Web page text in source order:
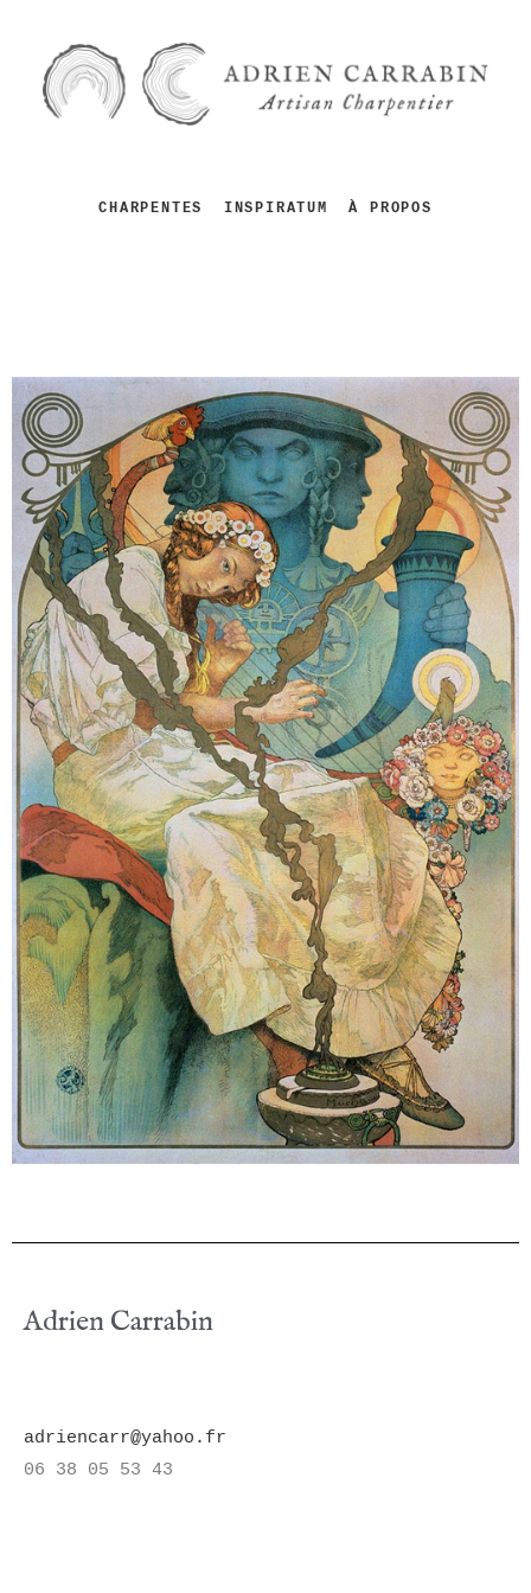
CHARPENTES INSPIRATUM À PROPOS
Adrien Carrabin
adriencarr@yahoo.fr
06 38 05 53 43